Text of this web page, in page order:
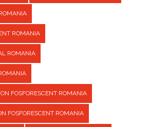
ROMANIA
ROMANIA
FOSFORESCENT ROMANIA
FOSFORESCENT ROMANIA